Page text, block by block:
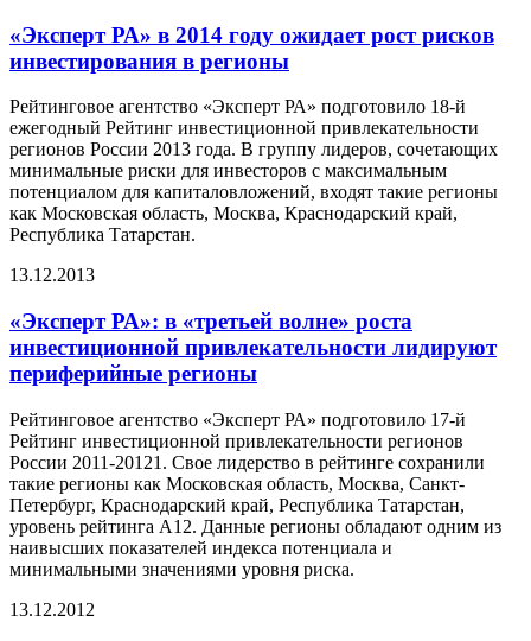
«Эксперт РА» в 2014 году ожидает рост рисков
инвестирования в регионы
Рейтинговое агентство «Эксперт РА» подготовило 18-й
ежегодный Рейтинг инвестиционной привлекательности
регионов России 2013 года. В группу лидеров, сочетающих
минимальные риски для инвесторов с максимальным
потенциалом для капиталовложений, входят такие регионы
как Московская область, Москва, Краснодарский край,
Республика Татарстан.
13.12.2013
«Эксперт РА»: в «третьей волне» роста
инвестиционной привлекательности лидируют
периферийные регионы
Рейтинговое агентство «Эксперт РА» подготовило 17-й
Рейтинг инвестиционной привлекательности регионов
России 2011-20121. Свое лидерство в рейтинге сохранили
такие регионы как Московская область, Москва, Санкт-
Петербург, Краснодарский край, Республика Татарстан,
уровень рейтинга A12. Данные регионы обладают одним из
наивысших показателей индекса потенциала и
минимальными значениями уровня риска.
13.12.2012